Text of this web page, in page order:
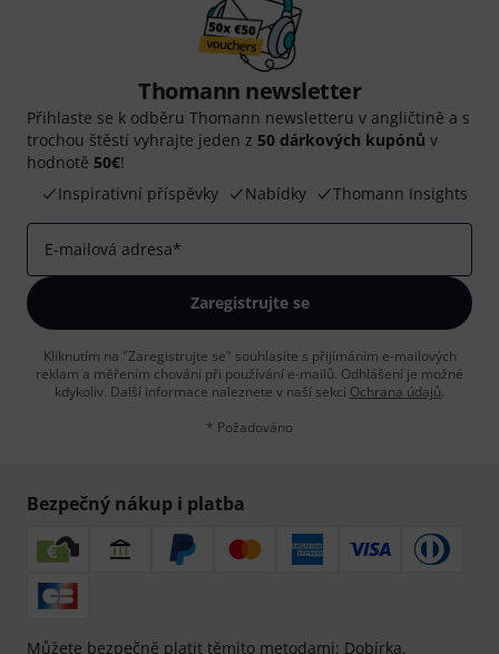
Thomann newsletter
Přihlaste se k odběru Thomann newsletteru v angličtině a s
trochou štěstí vyhrajte jeden z 50 dárkových kupónů v
hodnotě 50€!
Inspirativní příspěvky
Nabídky Thomann Insights
E-mailová adresa*
Zaregistrujte se
Kliknutím na "Zaregistrujte se" souhlasíte s přijímáním e-mailových
reklam a měřením chování při používání e-mailů. Odhlášení je možné
kdykoliv. Další informace naleznete v naší sekci Ochrana údajů.
* Požadováno
Bezpečný nákup i platba
Můžete bezpečně platit těmito metodami: Dobírka,